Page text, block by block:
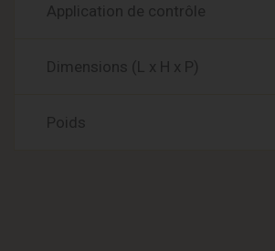
Application de contrôle
Dimensions (L x H x P)
Poids